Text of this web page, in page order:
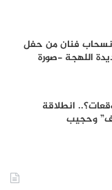
فنان من حفل
اللهجة -صورة
انطلاقة
وحجيب